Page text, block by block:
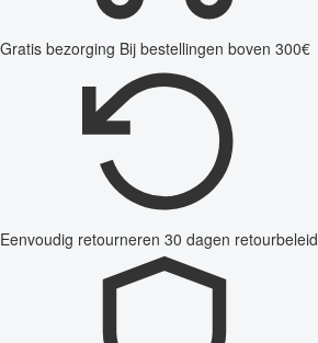
Gratis bezorging Bij bestellingen boven 300€
Eenvoudig retourneren 30 dagen retourbeleid